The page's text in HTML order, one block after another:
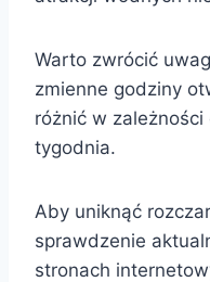
Warto zwrócić
zmienne godziny
różnić w
tygodnia.
Aby uniknąć
sprawdzenie
stronach